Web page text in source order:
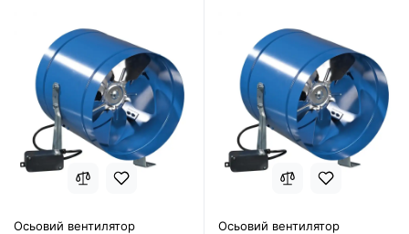
Осьовий вентилятор
Осьовий вентилятор